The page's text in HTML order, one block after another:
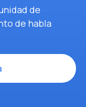
de
de habla